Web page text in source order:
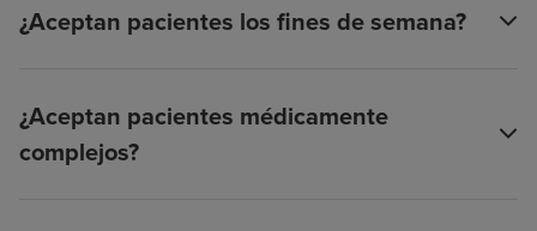
¿Aceptan pacientes los fines de semana?
¿Aceptan pacientes médicamente
complejos?